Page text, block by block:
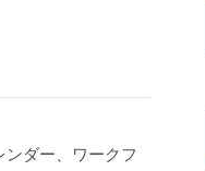
ダー、ワークフ